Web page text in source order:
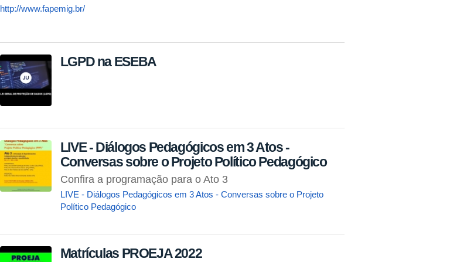
http://www.fapemig.br/
LGPD na ESEBA
LIVE - Diálogos Pedagógicos em 3 Atos -
Conversas sobre o Projeto Político Pedagógico
Confira a programação para o Ato 3
LIVE - Diálogos Pedagógicos em 3 Atos - Conversas sobre o Projeto
Político Pedagógico
Matrículas PROEJA 2022